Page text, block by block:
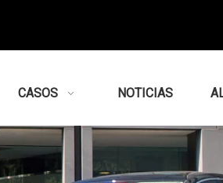
CASOS NOTICIAS